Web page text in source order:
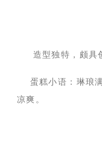
造型独特，颇具
蛋糕小语：琳琅满
凉爽。